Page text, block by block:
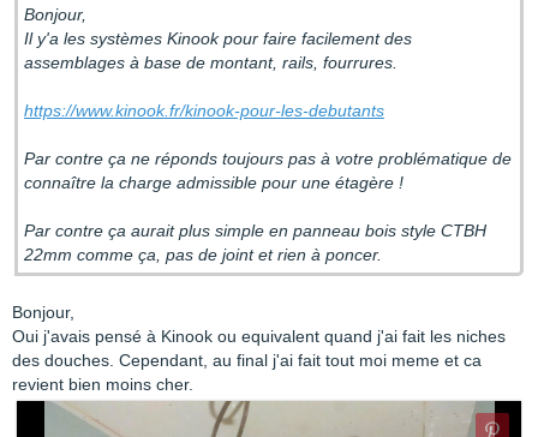
Bonjour,
Il y'a les systèmes Kinook pour faire facilement des
assemblages à base de montant, rails, fourrures.
https://www.kinook.fr/kinook-pour-les-debutants
Par contre ça ne réponds toujours pas à votre problématique de
connaître la charge admissible pour une étagère !
Par contre ça aurait plus simple en panneau bois style CTBH
22mm comme ça, pas de joint et rien à poncer.
Bonjour,
Oui j'avais pensé à Kinook ou equivalent quand j'ai fait les niches
des douches. Cependant, au final j'ai fait tout moi meme et ca
revient bien moins cher.